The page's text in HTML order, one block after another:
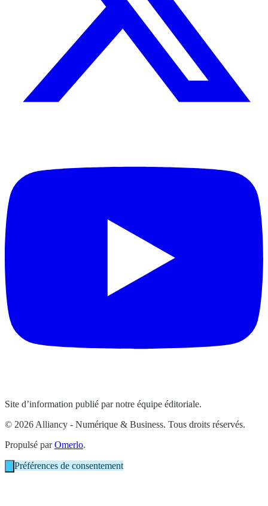
Site d’information publié par notre équipe éditoriale.
© 2026 Alliancy - Numérique & Business. Tous droits réservés.
Propulsé parOmerlo.
Préférences de consentement